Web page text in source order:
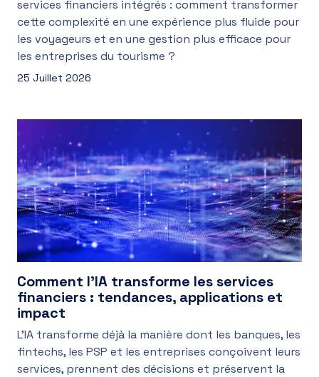
services financiers intégrés : comment transformer
cette complexité en une expérience plus fluide pour
les voyageurs et en une gestion plus efficace pour
les entreprises du tourisme ?
25 Juillet 2026
Comment l’IA transforme les services
financiers : tendances, applications et
impact
L’IA transforme déjà la manière dont les banques, les
fintechs, les PSP et les entreprises conçoivent leurs
services, prennent des décisions et préservent la